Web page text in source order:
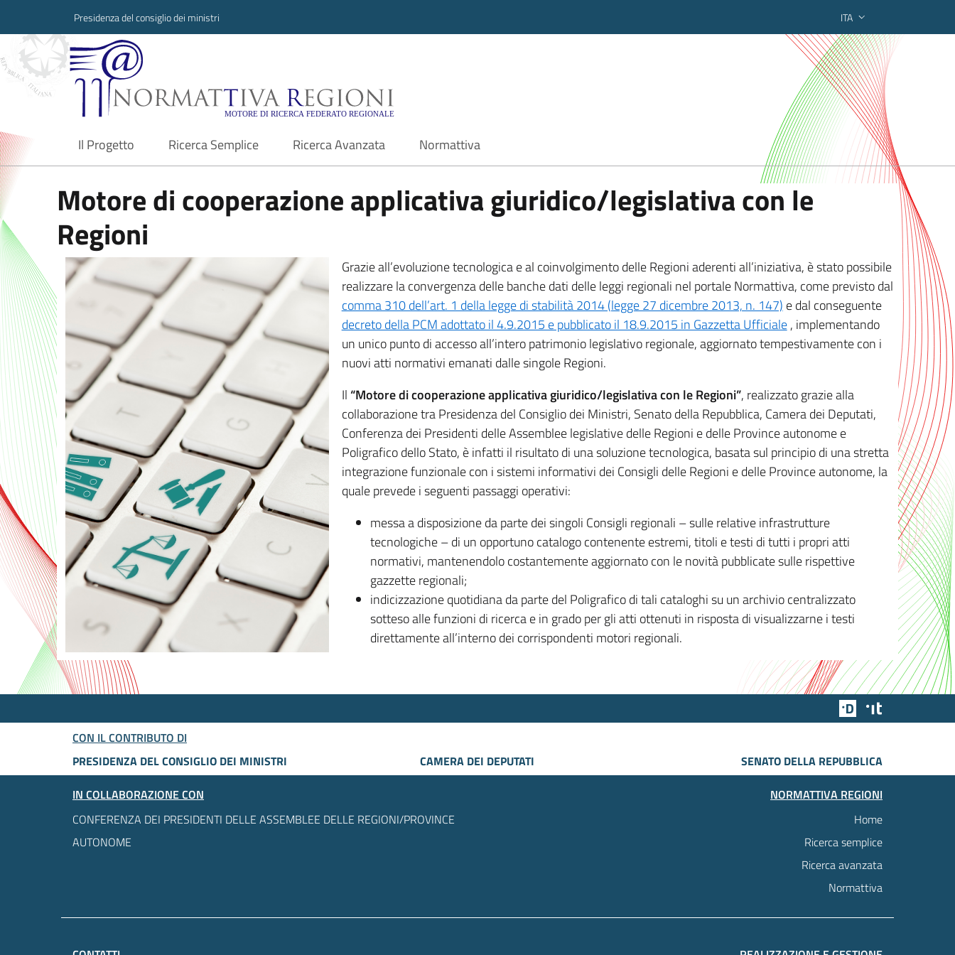
Presidenza del consiglio dei ministri ITA
Normattiva Regioni - Motore di ricerca federato regionale
Il Progetto
current Ricerca Semplice Ricerca Avanzata Normattiva
Motore di cooperazione applicativa giuridico/legislativa con le
Regioni
Grazie all’evoluzione tecnologica e al coinvolgimento delle Regioni aderenti all’iniziativa, è stato possibile
realizzare la convergenza delle banche dati delle leggi regionali nel portale Normattiva, come previsto dal
comma 310 dell’art. 1 della legge di stabilità 2014 (legge 27 dicembre 2013, n. 147) e dal conseguente
decreto della PCM adottato il 4.9.2015 e pubblicato il 18.9.2015 in Gazzetta Ufficiale, implementando
un unico punto di accesso all’intero patrimonio legislativo regionale, aggiornato tempestivamente con i
nuovi atti normativi emanati dalle singole Regioni.
Il “Motore di cooperazione applicativa giuridico/legislativa con le Regioni”, realizzato grazie alla
collaborazione tra Presidenza del Consiglio dei Ministri, Senato della Repubblica, Camera dei Deputati,
Conferenza dei Presidenti delle Assemblee legislative delle Regioni e delle Province autonome e
Poligrafico dello Stato, è infatti il risultato di una soluzione tecnologica, basata sul principio di una stretta
integrazione funzionale con i sistemi informativi dei Consigli delle Regioni e delle Province autonome, la
quale prevede i seguenti passaggi operativi:
messa a disposizione da parte dei singoli Consigli regionali – sulle relative infrastrutture
tecnologiche – di un opportuno catalogo contenente estremi, titoli e testi di tutti i propri atti
normativi, mantenendolo costantemente aggiornato con le novità pubblicate sulle rispettive
gazzette regionali;
indicizzazione quotidiana da parte del Poligrafico di tali cataloghi su un archivio centralizzato
sotteso alle funzioni di ricerca e in grado per gli atti ottenuti in risposta di visualizzarne i testi
direttamente all’interno dei corrispondenti motori regionali.
Team Digitale
CON IL CONTRIBUTO DI
PRESIDENZA DEL CONSIGLIO DEI MINISTRI
CAMERA DEI DEPUTATI
SENATO DELLA REPUBBLICA
IN COLLABORAZIONE CON
CONFERENZA DEI PRESIDENTI DELLE ASSEMBLEE DELLE REGIONI/PROVINCE
AUTONOME
NORMATTIVA REGIONI
Home
Ricerca semplice
Ricerca avanzata
Normattiva